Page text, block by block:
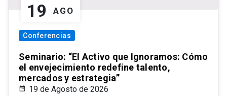
19 AGO
Conferencias
Seminario: “El Activo que Ignoramos: Cómo
el envejecimiento redefine talento,
mercados y estrategia”
19 de Agosto de 2026